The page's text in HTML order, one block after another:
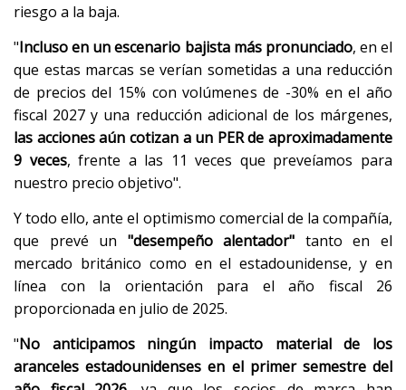
riesgo a la baja.
"Incluso en un escenario bajista más pronunciado, en el
que estas marcas se verían sometidas a una reducción
de precios del 15% con volúmenes de -30% en el año
fiscal 2027 y una reducción adicional de los márgenes,
las acciones aún cotizan a un PER de aproximadamente
9 veces, frente a las 11 veces que preveíamos para
nuestro precio objetivo".
Y todo ello, ante el optimismo comercial de la compañía,
que prevé un "desempeño alentador" tanto en el
mercado británico como en el estadounidense, y en
línea con la orientación para el año fiscal 26
proporcionada en julio de 2025.
"No anticipamos ningún impacto material de los
aranceles estadounidenses en el primer semestre del